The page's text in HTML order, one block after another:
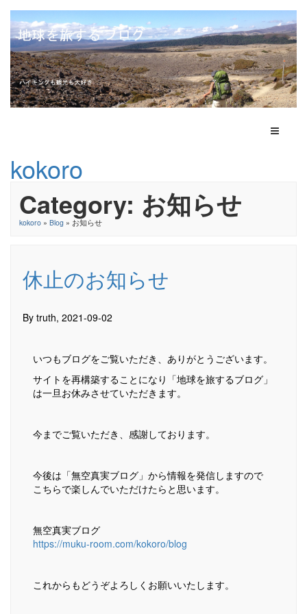
Toggle
kokoro
Category: お知らせ
kokoro » Blog » お知らせ
休止のお知らせ
By truth, 2021-09-02
いつもブログをご覧いただき、ありがとうございます。
サイトを再構築することになり「地球を旅するブログ」
は一旦お休みさせていただきます。
今までご覧いただき、感謝しております。
今後は「無空真実ブログ」から情報を発信しますので
こちらで楽しんでいただけたらと思います。
無空真実ブログ
https://muku-room.com/kokoro/blog
これからもどうぞよろしくお願いいたします。